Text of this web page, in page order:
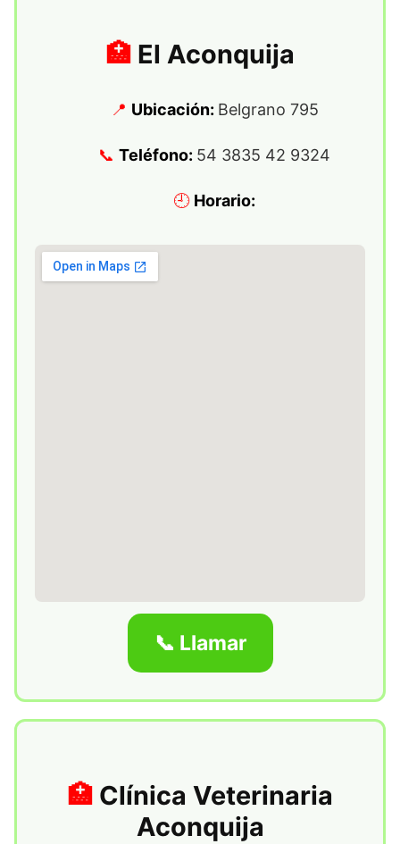
El Aconquija
Ubicación: Belgrano 795
Teléfono: 54 3835 42 9324
Horario:
📞 Llamar
Clínica Veterinaria
Aconquija